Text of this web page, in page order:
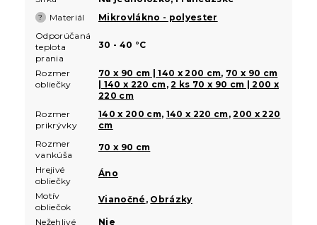
? Materiál
Mikrovlákno - polyester
Odporúčaná
teplota
prania
30 - 40 °C
Rozmer
obliečky
70 x 90 cm | 140 x 200 cm, 70 x 90 cm
| 140 x 220 cm,2 ks 70 x 90 cm | 200 x
220 cm
Rozmer
prikrývky
140 x 200 cm, 140 x 220 cm,200 x 220
cm
Rozmer
vankúša
70 x 90 cm
Hrejivé
obliečky
Áno
Motív
obliečok
Vianočné , Obrázky
Nežehlivé
Nie